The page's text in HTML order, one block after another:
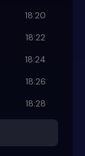
18:20
18:22
18:24
18:26
18:28